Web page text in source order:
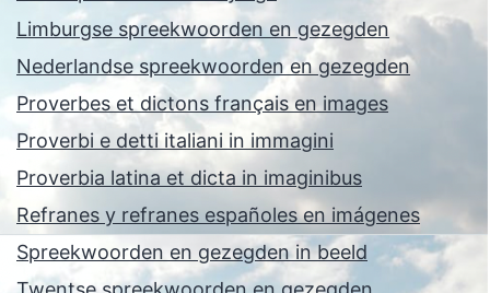
Limburgse spreekwoorden en gezegden
Nederlandse spreekwoorden en gezegden
Proverbes et dictons français en images
Proverbi e detti italiani in immagini
Proverbia latina et dicta in imaginibus
Refranes y refranes españoles en imágenes
Spreekwoorden en gezegden in beeld